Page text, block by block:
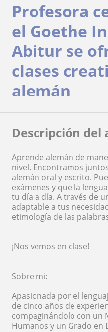
Profesora
el Goethe
Abitur se
clases
alemán
Descripción del
Aprende alemán de
nivel. Encontramos
alemán oral y escrito.
exámenes y que la
tu día a día. A través de
adaptable a tus
etimología de las
¡Nos vemos en clase!
Sobre mi:
Apasionada por el
de cinco años de
compaginándolo con un
Humanos y un Grado en